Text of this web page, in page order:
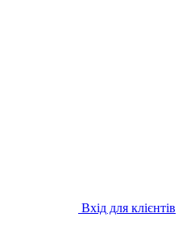
Вхід для клієнтів